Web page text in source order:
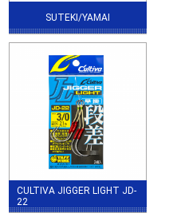
SUTEKI/YAMAI
CULTIVA JIGGER LIGHT JD-
22